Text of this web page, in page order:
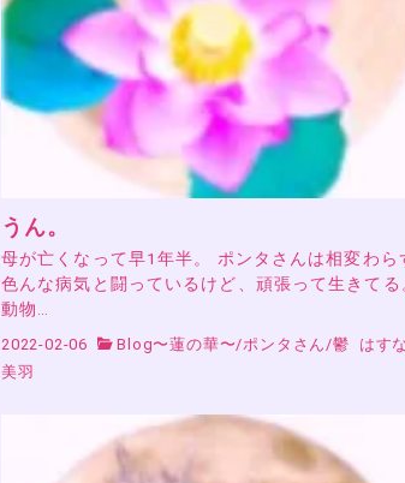
うん。
母が亡くなって早1年半。 ポンタさんは相変わら
色んな病気と闘っているけど、頑張って生きてる
動物…
2022-02-06 Blog〜蓮の華〜/ポンタさん /鬱
はすな
美羽